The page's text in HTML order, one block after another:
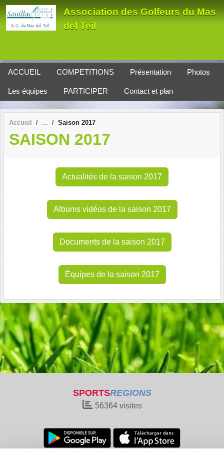
Association des Golfeurs du Mas
del Teil
ACCUEIL COMPETITIONS Présentation Photos
Les équipes PARTICIPER Contact et plan
Accueil Saison 2017
SAISON 2017
Actualités de la saison 2017
Albums vidéos de la saison 2017
Documents de la saison 2017
Équipes de la saison 2017
SPORTSREGIONS
56364visites
Panneau de gestion des cookies